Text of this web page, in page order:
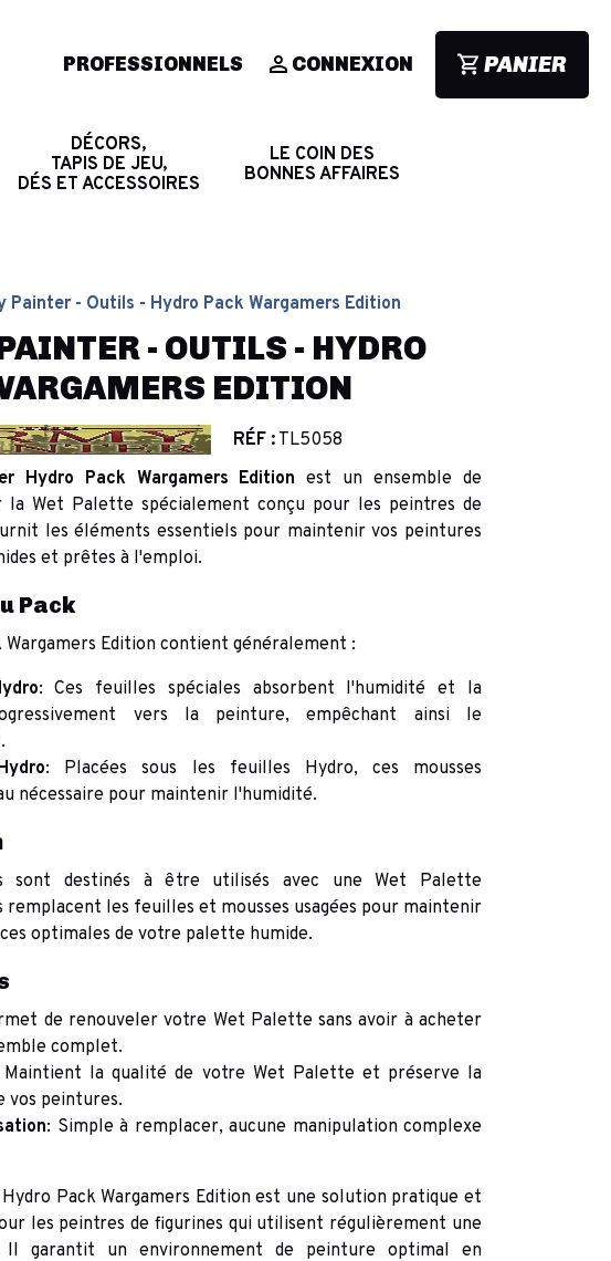
PROFESSIONNELS CONNEXION PANIER
DÉCORS,
TAPIS DE JEU,
DÉS ET ACCESSOIRES
LE COIN DES
BONNES AFFAIRES
Painter - Outils - Hydro Pack Wargamers Edition
- OUTILS - HYDRO
EDITION
RÉF : TL5058
Hydro Pack Wargamers Edition est un ensemble de
la Wet Palette spécialement conçu pour les peintres de
les éléments essentiels pour maintenir vos peintures
et prêtes à l'emploi.
Pack
Wargamers Edition contient généralement :
: Ces feuilles spéciales absorbent l'humidité et la
vers la peinture, empêchant ainsi le
: Placées sous les feuilles Hydro, ces mousses
nécessaire pour maintenir l'humidité.
sont destinés à être utilisés avec une Wet Palette
remplacent les feuilles et mousses usagées pour maintenir
optimales de votre palette humide.
de renouveler votre Wet Palette sans avoir à acheter
complet.
Maintient la qualité de votre Wet Palette et préserve la
vos peintures.
: Simple à remplacer, aucune manipulation complexe
Pack Wargamers Edition est une solution pratique et
les peintres de figurines qui utilisent régulièrement une
Il garantit un environnement de peinture optimal en